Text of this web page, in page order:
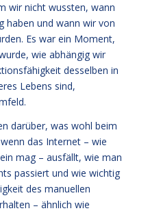
wir nicht wussten, wann
haben und wann wir von
Es war ein Moment,
wie abhängig wir
desselben in
Lebens sind,
darüber, was wohl beim
das Internet – wie
mag – ausfällt, wie man
passiert und wie wichtig
des manuellen
– ähnlich wie